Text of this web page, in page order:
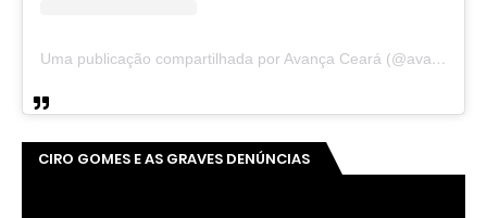
Uma publicação compartilhada por Avança Ceará (@avancaceara)
CIRO GOMES E AS GRAVES DENÚNCIAS